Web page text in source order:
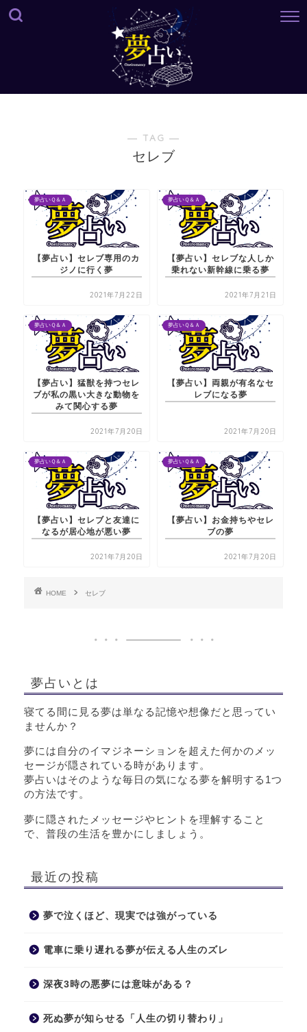
― TAG ―
セレブ
夢占いＱ＆Ａ
【夢占い】セレブ専用のカ
ジノに行く夢
2021年7月22日
夢占いＱ＆Ａ
【夢占い】セレブな人しか
乗れない新幹線に乗る夢
2021年7月21日
夢占いＱ＆Ａ
【夢占い】猛獣を持つセレ
ブが私の黒い大きな動物を
みて関心する夢
2021年7月20日
夢占いＱ＆Ａ
【夢占い】両親が有名なセ
レブになる夢
2021年7月20日
夢占いＱ＆Ａ
【夢占い】セレブと友達に
なるが居心地が悪い夢
2021年7月20日
夢占いＱ＆Ａ
【夢占い】お金持ちやセレ
ブの夢
2021年7月20日
HOME セレブ
夢占いとは
寝てる間に見る夢は単なる記憶や想像だと思ってい
ませんか？
夢には自分のイマジネーションを超えた何かのメッ
セージが隠されている時があります。
夢占いはそのような毎日の気になる夢を解明する1つ
の方法です。
夢に隠されたメッセージやヒントを理解すること
で、普段の生活を豊かにしましょう。
最近の投稿
夢で泣くほど、現実では強がっている
電車に乗り遅れる夢が伝える人生のズレ
深夜3時の悪夢には意味がある？
死ぬ夢が知らせる「人生の切り替わり」